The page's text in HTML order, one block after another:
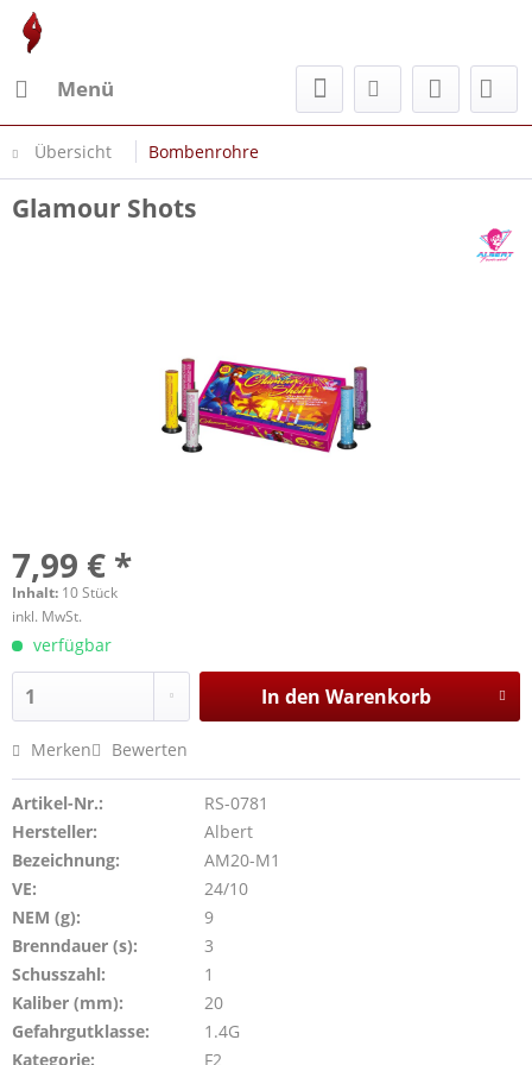
Menü
Übersicht Bombenrohre
Glamour Shots
7,99 € *
Inhalt: 10 Stück
inkl. MwSt.
verfügbar
In den Warenkorb
Merken Bewerten
Artikel-Nr.:
RS-0781
Hersteller:
Albert
Bezeichnung:
AM20-M1
VE:
24/10
NEM (g):
9
Brenndauer (s):
3
Schusszahl:
1
Kaliber (mm):
20
Gefahrgutklasse:
1.4G
Kategorie:
F2